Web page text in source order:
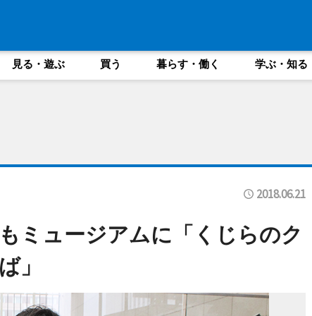
見る・遊ぶ 買う 暮らす・働く 学ぶ・知る
2018.06.21
ミュージアムに「くじらのク
」